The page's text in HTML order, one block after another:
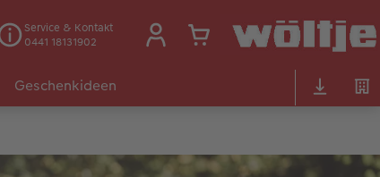
Service & Kontakt
0441 18131902
Geschenkideen